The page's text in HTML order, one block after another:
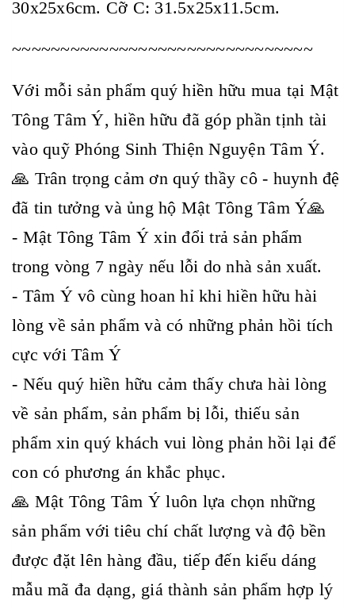
30x25x6cm. Cỡ C: 31.5x25x11.5cm.
~~~~~~~~~~~~~~~~~~~~~~~~~~~~~~~
Với mỗi sản phẩm quý hiền hữu mua tại Mật
Tông Tâm Ý, hiền hữu đã góp phần tịnh tài
vào quỹ Phóng Sinh Thiện Nguyện Tâm Ý.
🙏 Trân trọng cảm ơn quý thầy cô - huynh đệ
đã tin tưởng và ủng hộ Mật Tông Tâm Ý🙏
- Mật Tông Tâm Ý xin đổi trả sản phẩm
trong vòng 7 ngày nếu lỗi do nhà sản xuất.
- Tâm Ý vô cùng hoan hỉ khi hiền hữu hài
lòng về sản phẩm và có những phản hồi tích
cực với Tâm Ý
- Nếu quý hiền hữu cảm thấy chưa hài lòng
về sản phẩm, sản phẩm bị lỗi, thiếu sản
phẩm xin quý khách vui lòng phản hồi lại để
con có phương án khắc phục.
🙏 Mật Tông Tâm Ý luôn lựa chọn những
sản phẩm với tiêu chí chất lượng và độ bền
được đặt lên hàng đầu, tiếp đến kiểu dáng
mẫu mã đa dạng, giá thành sản phẩm hợp lý